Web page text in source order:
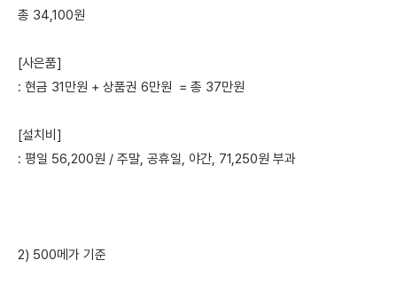
총 34,100원
[사은품]
: 현금 31만원 + 상품권 6만원 = 총 37만원
[설치비]
: 평일 56,200원 / 주말, 공휴일, 야간, 71,250원 부과
2) 500메가 기준